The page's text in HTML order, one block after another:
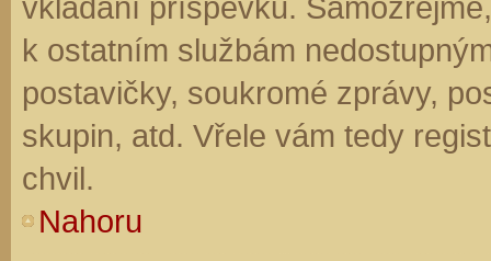
k ostatním službám
postavičky, soukromé zprávy,
skupin, atd. Vřele vám tedy
chvil.
Nahoru